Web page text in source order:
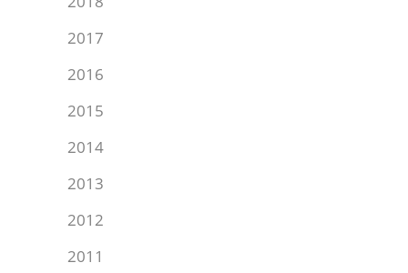
2017
2016
2015
2014
2013
2012
2011